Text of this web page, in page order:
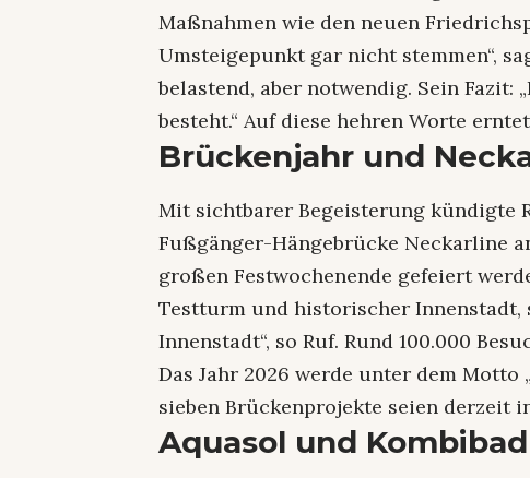
Maßnahmen wie den neuen
Umsteigepunkt gar nicht stemmen“,
belastend, aber notwendig. Sein
besteht.“ Auf diese hehren Worte
Brückenjahr und
Mit sichtbarer Begeisterung kündigte
Fußgänger-Hängebrücke Neckarline
großen Festwochenende gefeiert
Testturm und historischer Innenstadt,
Innenstadt“, so Ruf. Rund 100.000
Das Jahr 2026 werde unter dem Motto
sieben Brückenprojekte seien derzeit
Aquasol und Kombibad